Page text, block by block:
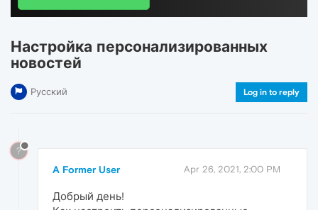
Настройка персонализированных
новостей
Русский Log in to reply
?
A Former User Apr 26, 2021, 2:00 PM
Добрый день!